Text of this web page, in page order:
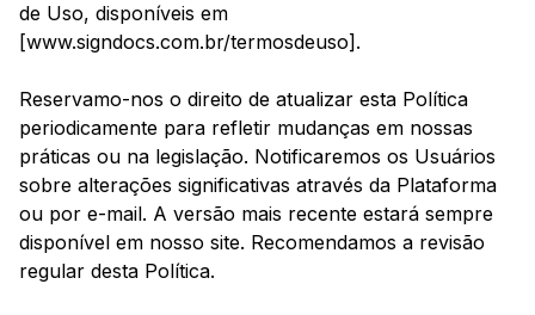
de Uso, disponíveis em
[www.signdocs.com.br/termosdeuso].
Reservamo-nos o direito de atualizar esta Política
periodicamente para refletir mudanças em nossas
práticas ou na legislação. Notificaremos os Usuários
sobre alterações significativas através da Plataforma
ou por e-mail. A versão mais recente estará sempre
disponível em nosso site. Recomendamos a revisão
regular desta Política.